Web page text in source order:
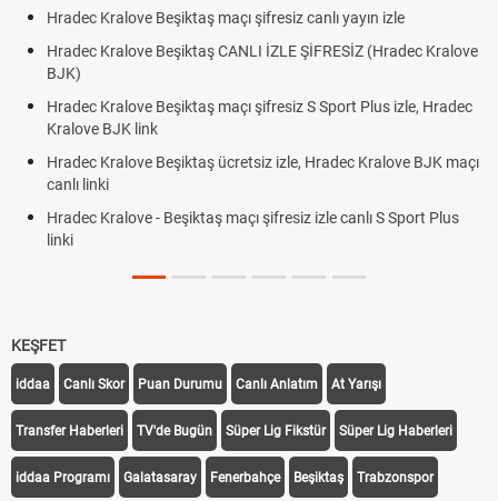
Hradec Kralove Beşiktaş maçı şifresiz canlı yayın izle
Hradec Kralove Beşiktaş CANLI İZLE ŞİFRESİZ (Hradec Kralove
BJK)
Hradec Kralove Beşiktaş maçı şifresiz S Sport Plus izle, Hradec
Kralove BJK link
Hradec Kralove Beşiktaş ücretsiz izle, Hradec Kralove BJK maçı
canlı linki
Hradec Kralove - Beşiktaş maçı şifresiz izle canlı S Sport Plus
linki
KEŞFET
iddaa Canlı Skor Puan Durumu Canlı Anlatım At Yarışı
Transfer Haberleri TV'de Bugün Süper Lig Fikstür Süper Lig Haberleri
iddaa Programı Galatasaray Fenerbahçe Beşiktaş Trabzonspor